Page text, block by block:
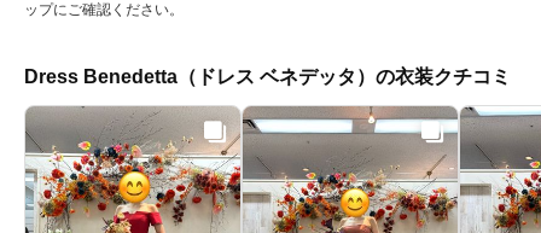
ップにご確認ください。
Dress Benedetta（ドレス ベネデッタ）の衣装クチコミ